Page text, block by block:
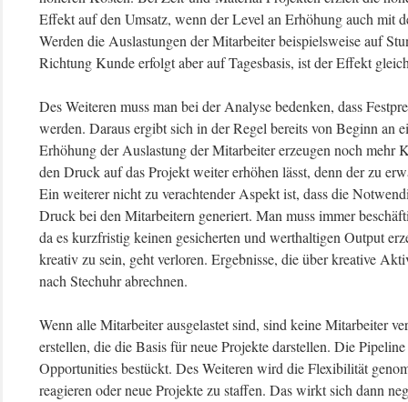
Effekt auf den Umsatz, wenn der Level an Erhöhung auch mit
Werden die Auslastungen der Mitarbeiter beispielsweise auf
Richtung Kunde erfolgt aber auf Tagesbasis, ist der Effekt
Des Weiteren muss man bei der Analyse bedenken, dass
werden. Daraus ergibt sich in der Regel bereits von Beginn an
Erhöhung der Auslastung der Mitarbeiter erzeugen noch mehr
den Druck auf das Projekt weiter erhöhen lässt, denn der zu
Ein weiterer nicht zu verachtender Aspekt ist, dass die
Druck bei den Mitarbeitern generiert. Man muss immer
da es kurzfristig keinen gesicherten und werthaltigen Output
kreativ zu sein, geht verloren. Ergebnisse, die über kreative
nach Stechuhr abrechnen.
Wenn alle Mitarbeiter ausgelastet sind, sind keine Mitarbeiter
erstellen, die die Basis für neue Projekte darstellen. Die
Opportunities bestückt. Des Weiteren wird die Flexibilität
reagieren oder neue Projekte zu staffen. Das wirkt sich dann